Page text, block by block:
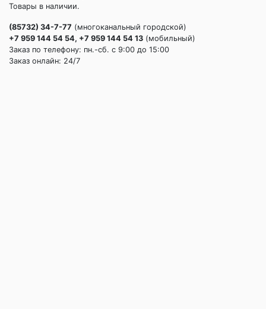
Товары в наличии.
(85732) 34-7-77 (многоканальный городской)
+7 959 144 54 54, +7 959 144 54 13 (мобильный)
Заказ по телефону: пн.-сб. c 9:00 до 15:00
Заказ онлайн: 24/7